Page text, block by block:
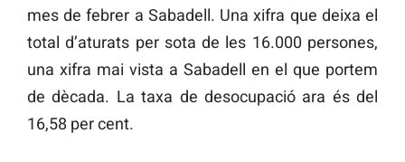
mes de febrer a Sabadell. Una xifra que deixa el
total d’aturats per sota de les 16.000 persones,
una xifra mai vista a Sabadell en el que portem
de dècada. La taxa de desocupació ara és del
16,58 per cent.